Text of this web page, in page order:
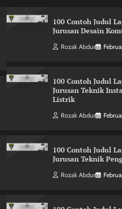
100 Contoh Judul
Jurusan Desain
Rozak Abdur
100 Contoh Judul
Jurusan Teknik
Listrik
Rozak Abdur
100 Contoh Judul
Jurusan Teknik
Rozak Abdur